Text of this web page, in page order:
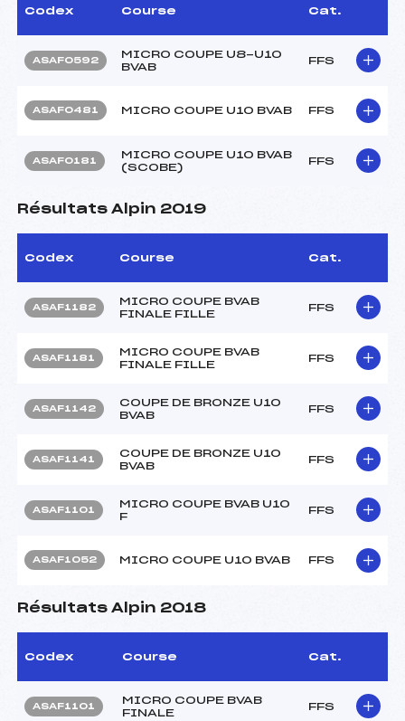
Codex Course Cat.
ASAF0592
MICRO COUPE U8-U10
BVAB
FFS
ASAF0481 MICRO COUPE U10 BVAB FFS
ASAF0181
MICRO COUPE U10 BVAB
(SCOBE)
FFS
Résultats Alpin 2019
Codex Course Cat.
ASAF1182
MICRO COUPE BVAB
FINALE FILLE
FFS
ASAF1181
MICRO COUPE BVAB
FINALE FILLE
FFS
ASAF1142
COUPE DE BRONZE U10
BVAB
FFS
ASAF1141
COUPE DE BRONZE U10
BVAB
FFS
ASAF1101
MICRO COUPE BVAB U10
F
FFS
ASAF1052 MICRO COUPE U10 BVAB FFS
Résultats Alpin 2018
Codex Course Cat.
ASAF1101
MICRO COUPE BVAB
FINALE
FFS